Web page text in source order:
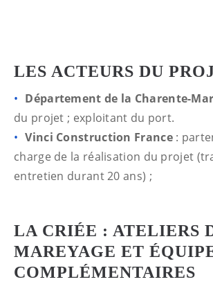
LES ACTEURS DU
Département de la Charente-
du projet ; exploitant du port.
Vinci Construction France:
charge de la réalisation du projet
entretien durant 20 ans) ;
LA CRIÉE : ATELIERS
MAREYAGE ET
COMPLÉMENTAIRES